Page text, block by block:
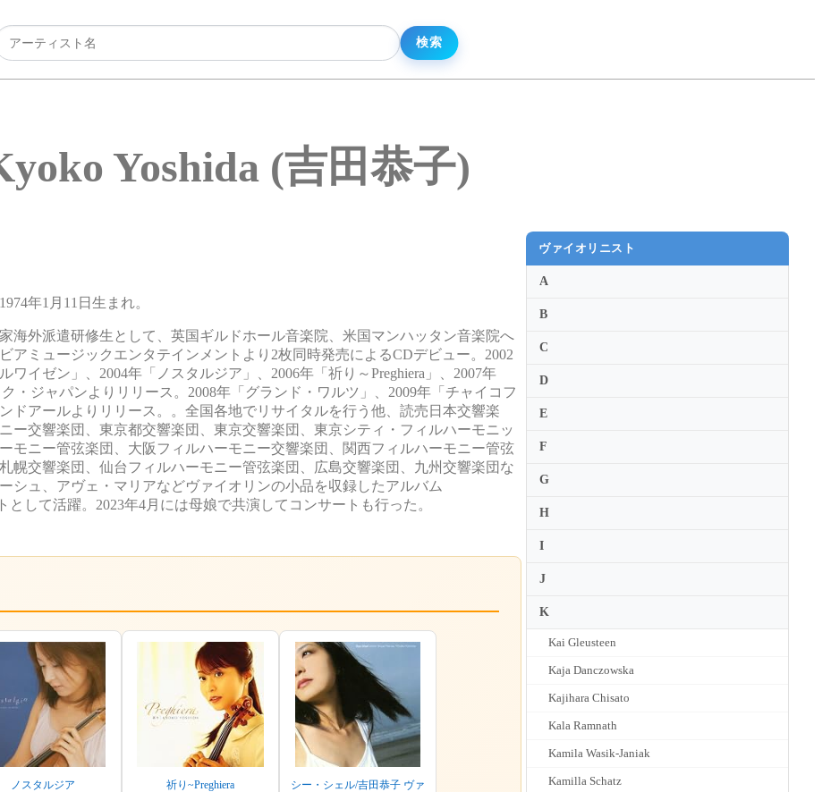
Yoshida (吉田恭子)
年1月11日生まれ。
海外派遣研修生として、英国ギルドホール音楽院、米国マンハッタン音楽院へ
アミュージックエンタテインメントより2枚同時発売によるCDデビュー。2002
イゼン」、2004年「ノスタルジア」、2006年「祈り～Preghiera」、2007年
・ジャパンよりリリース。2008年「グランド・ワルツ」、2009年「チャイコフ
ドアールよりリリース。。全国各地でリサイタルを行う他、読売日本交響楽
ー交響楽団、東京都交響楽団、東京交響楽団、東京シティ・フィルハーモニッ
モニー管弦楽団、大阪フィルハーモニー交響楽団、関西フィルハーモニー管弦
幌交響楽団、仙台フィルハーモニー管弦楽団、広島交響楽団、九州交響楽団な
シュ、アヴェ・マリアなどヴァイオリンの小品を収録したアルバム
として活躍。2023年4月には母娘で共演してコンサートも行った。
ノスタルジア 祈り~Preghiera
シー・シェル/吉田恭子 ヴァ
ヴァイオリニスト
A
B
C
D
E
F
G
H
I
J
K
Kai Gleusteen
Kaja Danczowska
Kajihara Chisato
Kala Ramnath
Kamila Wasik-Janiak
Kamilla Schatz